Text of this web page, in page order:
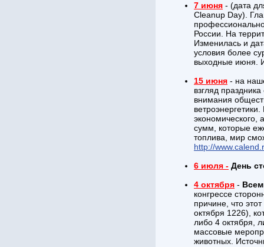
7 июня - (дата
Cleanup Day).
России. На
Изменилась и
условия более
выходные июня.
15 июня - на
взгляд
внимания
экономического,
сумм, которые
топлива, мир
http://
6 июля - День
4 октября -
конгрессе
причине, что
октября 1226),
либо 4 октября,
массовые
животных.